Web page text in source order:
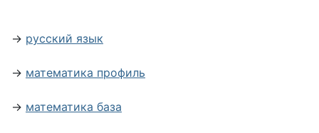
→ русский язык
→ математика профиль
→ математика база